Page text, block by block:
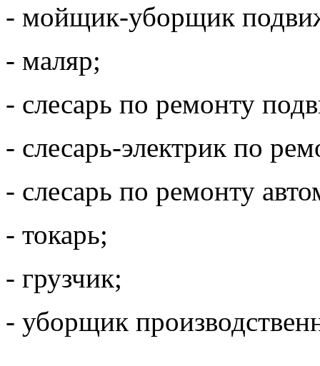
- мойщик-уборщик
- маляр;
- слесарь по ремонту
- слесарь-электрик по
- слесарь по ремонту
- токарь;
- грузчик;
- уборщик